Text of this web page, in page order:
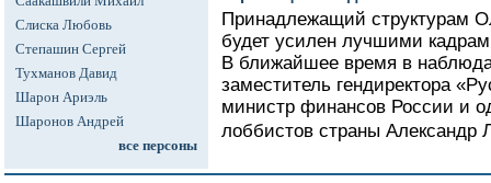
Слиска Любовь
Степашин Сергей
Тухманов Давид
Шарон Ариэль
Шаронов Андрей
все персоны
Принадлежащий структурам
будет усилен лучшими
В ближайшее время в
заместитель гендиректора
министр финансов России и
лоббистов страны Александр